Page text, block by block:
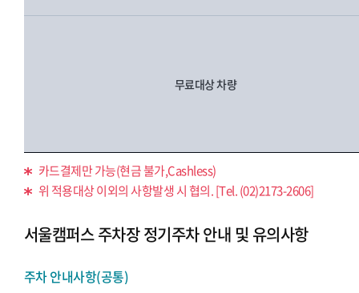
무료대상 차량
카드결제만 가능(현금 불가,Cashless)
위 적용대상 이외의 사항발생 시 협의. [Tel. (02)2173-2606]
서울캠퍼스 주차장 정기주차 안내 및 유의사항
주차 안내사항(공통)